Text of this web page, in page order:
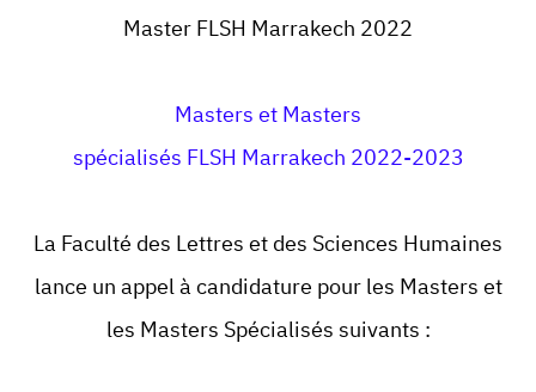
MasterFLSH Marrakech 2022
Masters et Masters
spécialisés FLSH Marrakech 2022-2023
La Faculté des Lettres et des Sciences Humaines
lance un appel à candidature pour les Masters et
les Masters Spécialisés suivants :